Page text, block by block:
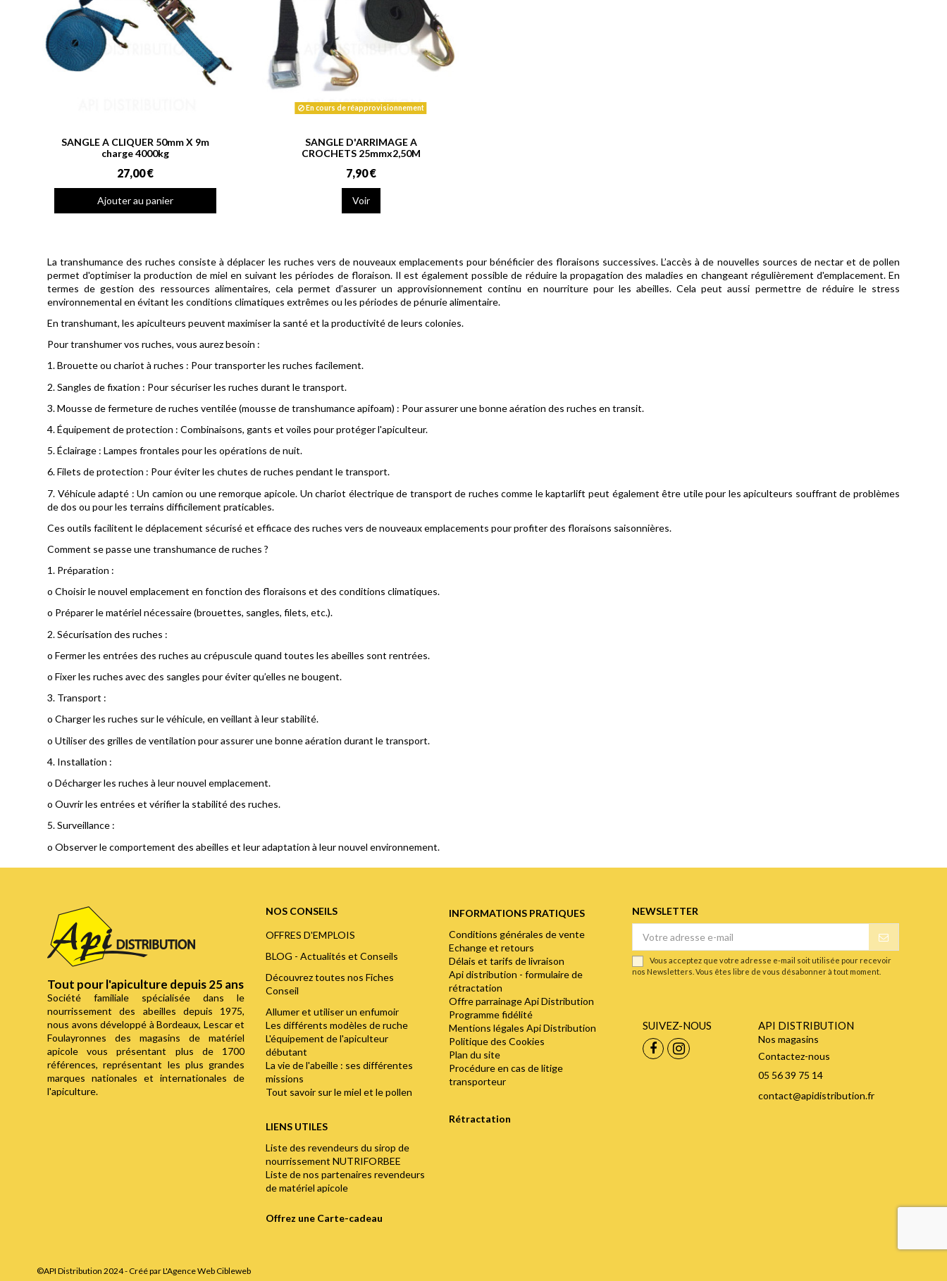
SANGLE A CLIQUER 50mm X 9m
charge 4000kg
27,00 €
Ajouter au panier
En cours de réapprovisionnement
SANGLE D'ARRIMAGE A
CROCHETS 25mmx2,50M
7,90 €
Voir
La transhumance des ruches consiste à déplacer les ruches vers de nouveaux emplacements pour bénéficier des floraisons successives. L’accès à de nouvelles sources de nectar et de pollen
permet d'optimiser la production de miel en suivant les périodes de floraison. Il est également possible de réduire la propagation des maladies en changeant régulièrement d'emplacement. En
termes de gestion des ressources alimentaires, cela permet d’assurer un approvisionnement continu en nourriture pour les abeilles. Cela peut aussi permettre de réduire le stress
environnemental en évitant les conditions climatiques extrêmes ou les périodes de pénurie alimentaire.
En transhumant, les apiculteurs peuvent maximiser la santé et la productivité de leurs colonies.
Pour transhumer vos ruches, vous aurez besoin :
1.Brouette ou chariot à ruches : Pour transporter les ruches facilement.
2.Sangles de fixation : Pour sécuriser les ruches durant le transport.
3.Mousse de fermeture de ruches ventilée (mousse de transhumance apifoam) : Pour assurer une bonne aération des ruches en transit.
4.Équipement de protection : Combinaisons, gants et voiles pour protéger l'apiculteur.
5.Éclairage : Lampes frontales pour les opérations de nuit.
6.Filets de protection : Pour éviter les chutes de ruches pendant le transport.
7. Véhicule adapté : Un camion ou une remorque apicole. Un chariot électrique de transport de ruches comme le kaptarlift peut également être utile pour les apiculteurs souffrant de problèmes
de dos ou pour les terrains difficilement praticables.
Ces outils facilitent le déplacement sécurisé et efficace des ruches vers de nouveaux emplacements pour profiter des floraisons saisonnières.
Comment se passe une transhumance de ruches ?
1. Préparation :
o Choisir le nouvel emplacement en fonction des floraisons et des conditions climatiques.
o Préparer le matériel nécessaire (brouettes, sangles, filets, etc.).
2.Sécurisation des ruches :
o Fermer les entrées des ruches au crépuscule quand toutes les abeilles sont rentrées.
o Fixer les ruches avec des sangles pour éviter qu’elles ne bougent.
3. Transport :
o Charger les ruches sur le véhicule, en veillant à leur stabilité.
o Utiliser des grilles de ventilation pour assurer une bonne aération durant le transport.
4. Installation :
o Décharger les ruches à leur nouvel emplacement.
o Ouvrir les entrées et vérifier la stabilité des ruches.
5.Surveillance :
o Observer le comportement des abeilles et leur adaptation à leur nouvel environnement.
Tout pour l'apiculture depuis 25 ans
Société familiale spécialisée dans le
nourrissement des abeilles depuis 1975,
nous avons développé à Bordeaux, Lescar et
Foulayronnes des magasins de matériel
apicole vous présentant plus de 1700
références, représentant les plus grandes
marques nationales et internationales de
l'apiculture.
NOS CONSEILS
OFFRES D'EMPLOIS
BLOG - Actualités et Conseils
Découvrez toutes nos Fiches
Conseil
Allumer et utiliser un enfumoir
Les différents modèles de ruche
L'équipement de l'apiculteur
débutant
La vie de l'abeille : ses différentes
missions
Tout savoir sur le miel et le pollen
LIENS UTILES
Liste des revendeurs du sirop de
nourrissement NUTRIFORBEE
Liste de nos partenaires revendeurs
de matériel apicole
Offrez une Carte-cadeau
INFORMATIONS PRATIQUES
Conditions générales de vente
Echange et retours
Délais et tarifs de livraison
Api distribution - formulaire de
rétractation
Offre parrainage Api Distribution
Programme fidélité
Mentions légales Api Distribution
Politique des Cookies
Plan du site
Procédure en cas de litige
transporteur
Rétractation
NEWSLETTER
Vous acceptez que votre adresse e-mail soit utilisée pour recevoir
nos Newsletters. Vous êtes libre de vous désabonner à tout moment.
SUIVEZ-NOUS API DISTRIBUTION
Nos magasins
Contactez-nous
05 56 39 75 14
contact@apidistribution.fr
©API Distribution 2024 - Créé parL'Agence Web Cibleweb